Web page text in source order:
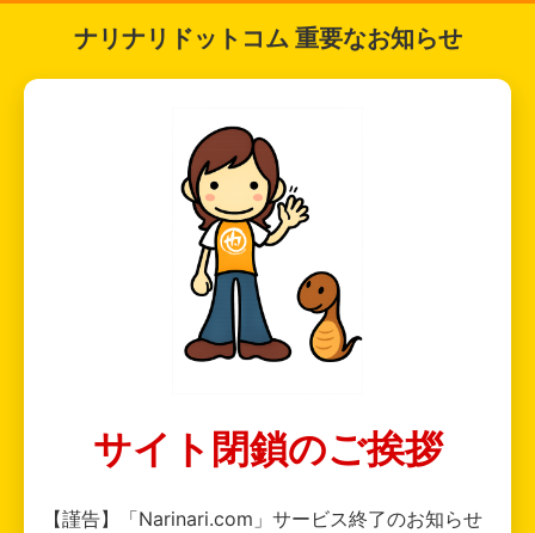
ナリナリドットコム 重要なお知らせ
サイト閉鎖のご挨拶
【謹告】「Narinari.com」サービス終了のお知らせ